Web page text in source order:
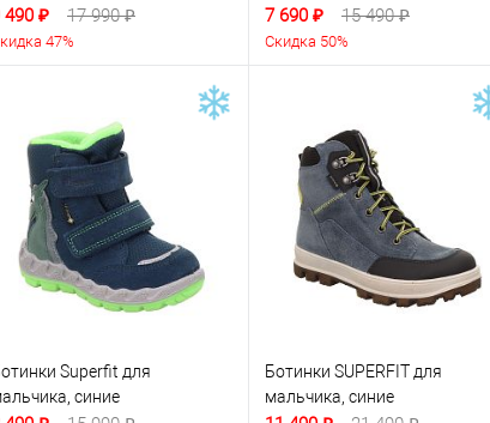
490 ₽ 17 990 ₽
47%
7 690 ₽ 15 490 ₽
Скидка 50%
Superfit для
синие
Ботинки SUPERFIT для
мальчика, синие